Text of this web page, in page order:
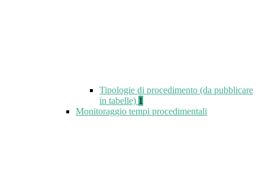
Tipologie di procedimento (da pubblicare
in tabelle) 1
Monitoraggio tempi procedimentali